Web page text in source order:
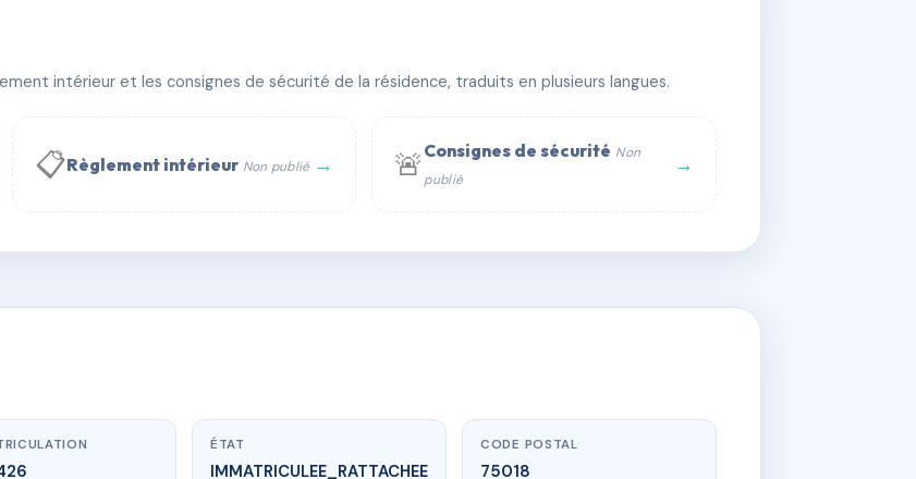
paris
intérieur et les consignes de sécurité de la résidence, traduits en plusieurs langues.
📋Règlement intérieur Non publié → 🚨 Consignes de sécurité Non
publié
→
🇫🇷
ÉTAT
IMMATRICULEE_RATTACHEE
CODE POSTAL
75018